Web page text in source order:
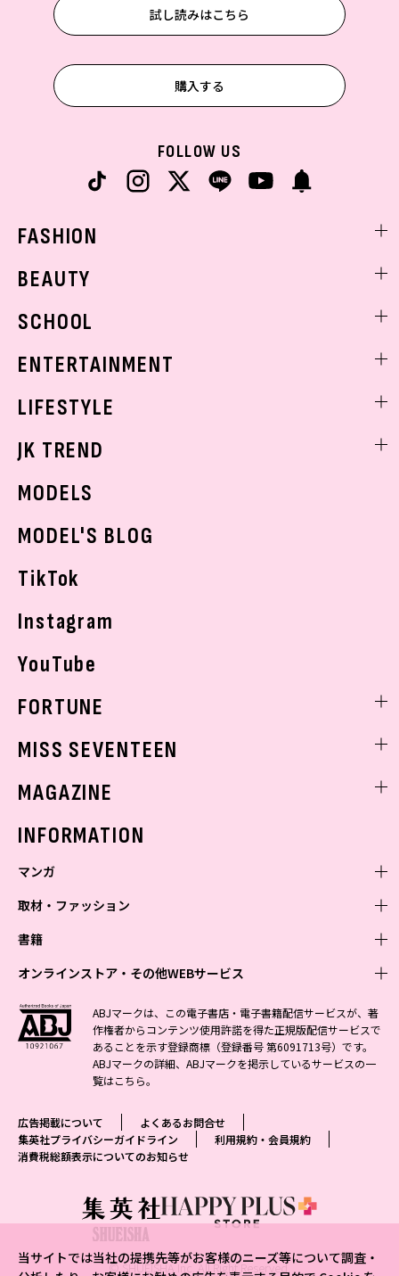
試し読みはこちら
購入する
当サイトでは当社の提携先等がお客様のニーズ等について調査・
FOLLOW US
FASHION
着回し
BEAUTY
ベストコスメ
ボディケア
SCHOOL
学校ヘアメイク
ENTERTAINMENT
K-POP
LIFESTYLE
モデルの購入品
おでかけ
JK TREND
MODELS
MODEL'S BLOG
TikTok
Instagram
YouTube
FORTUNE
MISS SEVENTEEN
MAGAZINE
INFORMATION
マンガ
少年マンガ
Vジャンプ
最強ジャンプ
少年ジャンプ+
ジャンプTOON
ジャンプルーキー！
S-MANGA
集英社コミック文庫
青年マンガ
ZEBRACK
S-MANGA
集英社ジャンプリミックス
週刊ヤングジャンプ
ヤングジャンプ定期購読デジタル
となりのヤングジャンプ
グランドジャンプ
ウルトラジャンプ
少女マンガ
ZEBRACK
S-MANGA
集英社コミック文庫
マーガレット
別冊マーガレット
リマコミ
マンガMeets
女性マンガ
ジャンプTOON
集英社コミック文庫
マンガMee公式サイト
リマコミ
office YOU
取材・ファッション
ファッション・美容
BAILA
MAQUIA
eclat
T JAPAN
MEN'S NON-NO
集英社オンライン
芸能・情報・スポーツ
週プレNEWS
週プレ グラジャパ!
書籍
文芸・文庫・総合
小説すばる
集英社 文芸ステーション
web 集英社文庫
アジア人物史
学芸・ノンフィクション・新書
1日5分で、明日は変わる よみタイ yomitai
集英社学芸部 - 学芸・ノンフィクション
集英社ビジネス書
集英社新書プラス - 知の水先案内人
kotoba
情報・知識＆オピニオン imidas
ライトノベル・ノベライズ
集英社オレンジ文庫
ダッシュエックス文庫公式サイト
集英社Webマガジン コバルト
集英社の児童図書 S-KIDS.LAND
オンラインストア・その他WEBサービス
オンラインストア
OTO
SHUEISHA MANGA-ART HERITAGE
ジャンプキャラクターズストア
HAPPY PLUS STORE
SHUEISHA VOX
LEEマルシェ
eclat premium
mirabella homme
その他WEBサービス
集英社アドナビ
ABJマークは、この電子書店・電子書籍配信サービスが、著
作権者からコンテンツ使用許諾を得た正規版配信サービスで
あることを示す登録商標（登録番号 第6091713号）です。
ABJマークの詳細、ABJマークを掲示しているサービスの一
覧はこちら。
広告掲載について
よくあるお問合せ
集英社プライバシーガイドライン
利用規約・会員規約
消費税総額表示についてのお知らせ
© SHUEISHA Inc. All Right Reserved.